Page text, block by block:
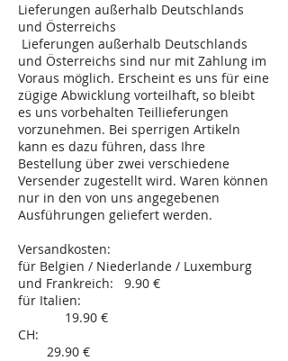
Lieferungen außerhalb Deutschlands
und Österreichs
Lieferungen außerhalb Deutschlands
und Österreichs sind nur mit Zahlung im
Voraus möglich. Erscheint es uns für eine
zügige Abwicklung vorteilhaft, so bleibt
es uns vorbehalten Teillieferungen
vorzunehmen. Bei sperrigen Artikeln
kann es dazu führen, dass Ihre
Bestellung über zwei verschiedene
Versender zugestellt wird. Waren können
nur in den von uns angegebenen
Ausführungen geliefert werden.
Versandkosten:
für Belgien / Niederlande / Luxemburg
und Frankreich: 9.90 €
für Italien:
19.90 €
CH:
29.90 €